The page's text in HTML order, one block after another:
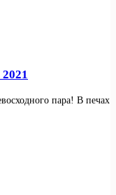
пара! В печах